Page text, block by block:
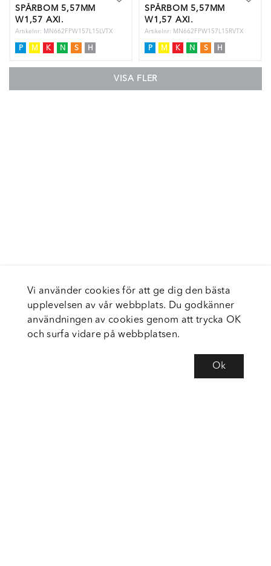
SPÅRBOM 5,57MM
W1,57 AXI.
Artikelnr: MN662FPW157L15LVTX
P M K N S H
SPÅRBOM 5,57MM
W1,57 AXI.
Artikelnr: MN662FPW157L15RVTX
P M K N S H
VISA FLER
Vi använder cookies för att ge dig den bästa
upplevelsen av vår webbplats. Du godkänner
användningen av cookies genom att trycka OK
och surfa vidare på webbplatsen.
Ok